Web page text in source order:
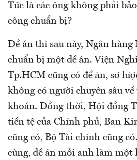
Tức là các ông không phải
công chuẩn bị?
Đề án thì sau này, Ngân hàng
chuẩn bị một đề án. Viện
Tp.HCM cũng có đề án, sơ
không có người chuyên sâu
khoán. Đồng thời, Hội đồng
tiền tệ của Chính phủ, Ban
cũng có, Bộ Tài chính cũng
cùng, đề án mỗi anh làm một